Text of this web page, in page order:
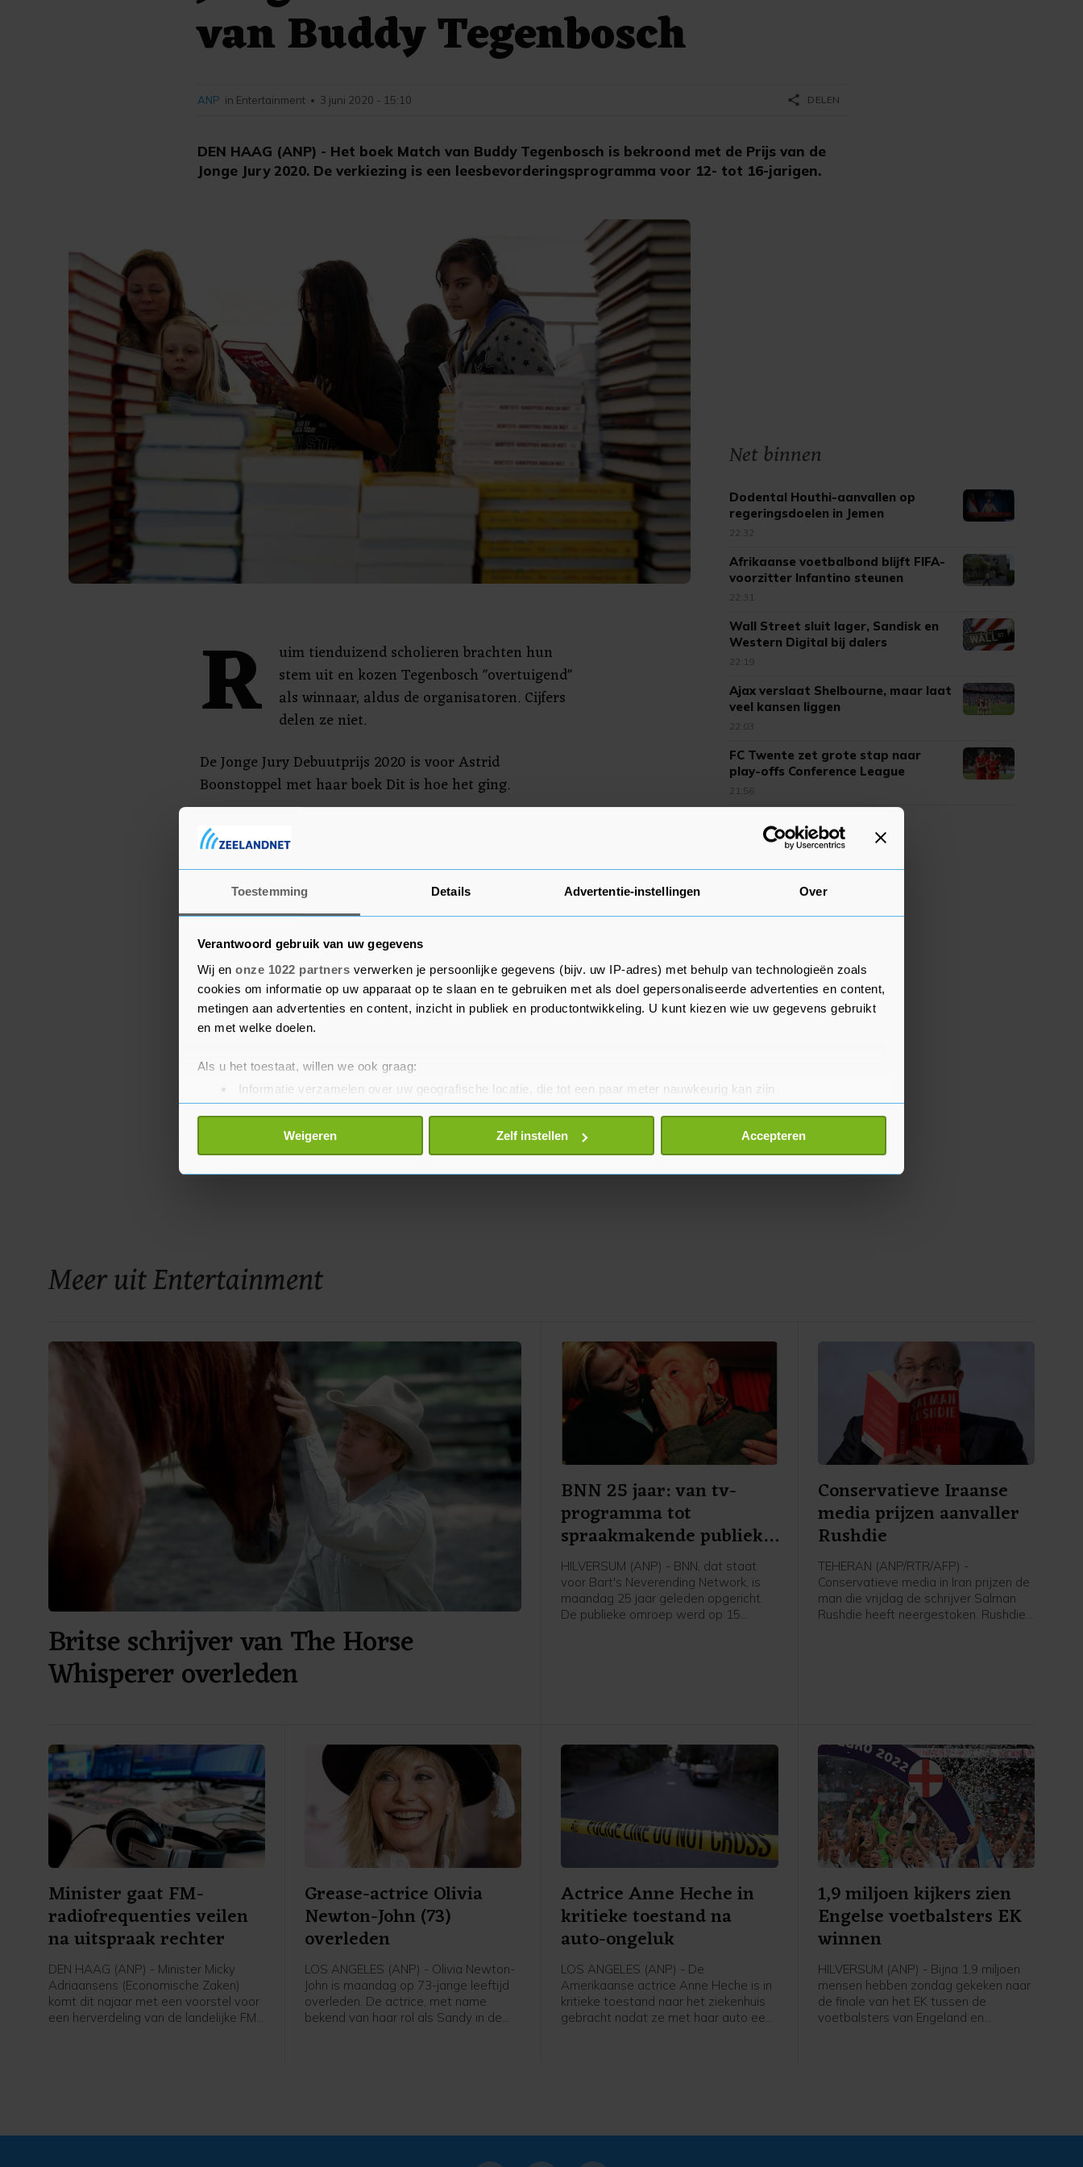
Toestemming Details Advertentie-instellingen Over
Verantwoord gebruik van uw gegevens
Wij en onze 1022 partners verwerken je persoonlijke gegevens (bijv. uw IP-adres) met behulp van technologieën zoals
cookies om informatie op uw apparaat op te slaan en te gebruiken met als doel gepersonaliseerde advertenties en content,
metingen aan advertenties en content, inzicht in publiek en productontwikkeling. U kunt kiezen wie uw gegevens gebruikt
en met welke doelen.
Als u het toestaat, willen we ook graag:
Informatie verzamelen over uw geografische locatie, die tot een paar meter nauwkeurig kan zijn
Uw apparaat identificeren door het actief te scannen op specifieke eigenschappen (fingerprinting)
Lees meer over hoe uw persoonlijke gegevens worden verwerkt en stel uw voorkeuren in het
detailgedeelte
toestemming op elk moment wijzigen of intrekken in de Cookieverklaring.
Weigeren Zelf instellen Accepteren
van Buddy Tegenbosch
DEN HAAG (ANP) - Het boek Match van Buddy Tegenbosch is bekroond met de Prijs van de
Jonge Jury 2020. De verkiezing is een leesbevorderingsprogramma voor 12- tot 16-jarigen.
ANP in Entertainment • 3 juni 2020 - 15:10 share DELEN
R
uim tienduizend scholieren brachten hun
stem uit en kozen Tegenbosch "overtuigend"
als winnaar, aldus de organisatoren. Cijfers
delen ze niet.
De Jonge Jury Debuutprijs 2020 is voor Astrid
Boonstoppel met haar boek Dit is hoe het ging.
Beide winnaars krijgen als prijs "eeuwige roem". De
prijzen zijn initiatieven van Stichting Lezen en
Passionate Bulkboek.
Meer uit Entertainment
Britse schrijver van The Horse
Whisperer overleden
BNN 25 jaar: van tv-
programma tot
spraakmakende publieke
omroep
HILVERSUM (ANP) - BNN, dat staat
voor Bart's Neverending Network, is
maandag 25 jaar geleden opgericht.
De publieke omroep werd op 15
Conservatieve Iraanse
media prijzen aanvaller
Rushdie
TEHERAN (ANP/RTR/AFP) -
Conservatieve media in Iran prijzen de
man die vrijdag de schrijver Salman
Rushdie heeft neergestoken. Rushdie
Minister gaat FM-
radiofrequenties veilen
na uitspraak rechter
DEN HAAG (ANP) - Minister Micky
Adriaansens (Economische Zaken)
komt dit najaar met een voorstel voor
een herverdeling van de landelijke FM-
Grease-actrice Olivia
Newton-John (73)
overleden
LOS ANGELES (ANP) - Olivia Newton-
John is maandag op 73-jarige leeftijd
overleden. De actrice, met name
bekend van haar rol als Sandy in de
Actrice Anne Heche in
kritieke toestand na
auto-ongeluk
LOS ANGELES (ANP) - De
Amerikaanse actrice Anne Heche is in
kritieke toestand naar het ziekenhuis
gebracht nadat ze met haar auto een
1,9 miljoen kijkers zien
Engelse voetbalsters EK
winnen
HILVERSUM (ANP) - Bijna 1,9 miljoen
mensen hebben zondag gekeken naar
de finale van het EK tussen de
voetbalsters van Engeland en
Net binnen
Dodental Houthi-aanvallen op
regeringsdoelen in Jemen
opgelopen
22:32
Afrikaanse voetbalbond blijft FIFA-
voorzitter Infantino steunen
22:31
Wall Street sluit lager, Sandisk en
Western Digital bij dalers
22:19
Ajax verslaat Shelbourne, maar laat
veel kansen liggen
22:03
FC Twente zet grote stap naar
play-offs Conference League
21:56